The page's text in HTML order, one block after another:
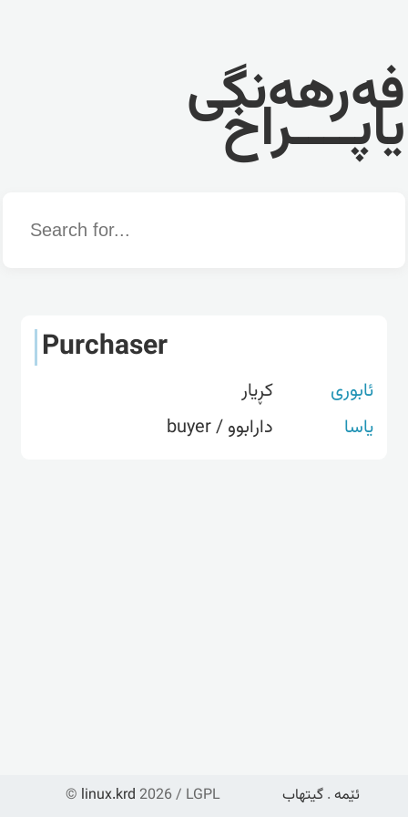
فەرهەنگی
یاپــــراخ
Word
Purchaser
ئابوری
کڕیار
یاسا
دارابوو / buyer
© linux.krd 2026 / LGPL ئێمە . گیتهاب